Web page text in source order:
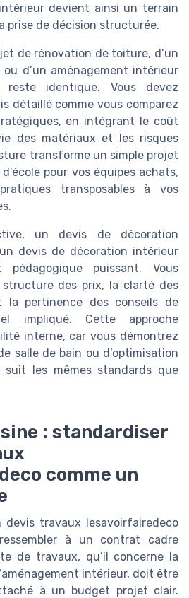
devient ainsi un terrain
prise de décision structurée.
de rénovation de toiture, d’un
d’un aménagement intérieur
identique. Vous devez
détaillé comme vous comparez
en intégrant le coût
des matériaux et les risques
transforme un simple projet
pour vos équipes achats,
transposables à vos
un devis de décoration
devis de décoration intérieur
puissant. Vous
des prix, la clarté des
pertinence des conseils de
impliqué. Cette approche
interne, car vous démontrez
salle de bain ou d’optimisation
suit les mêmes standards que
: standardiser
comme un
devis travaux lesavoirfairedeco
à un contrat cadre
de travaux, qu’il concerne la
intérieur, doit être
à un budget projet clair.